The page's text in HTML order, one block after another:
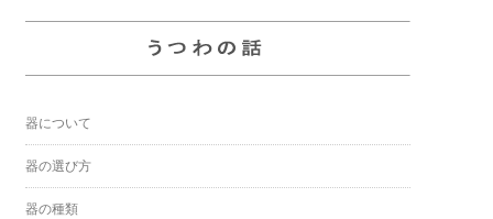
器について
器の選び方
器の種類